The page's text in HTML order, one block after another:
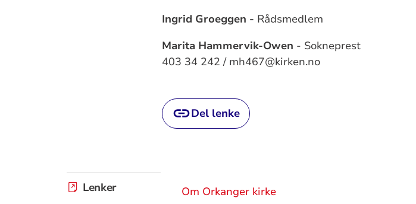
Ingrid Groeggen - Rådsmedlem
Marita Hammervik-Owen - Sokneprest
403 34 242 / mh467@kirken.no
Del lenke
Lenker
Om Orkanger kirke